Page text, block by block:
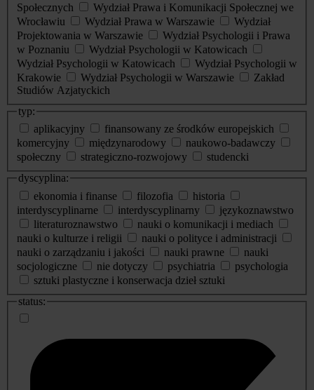
Społecznych
Wydział Prawa i Komunikacji Społecznej we
Wrocławiu
Wydział Prawa w Warszawie
Wydział
Projektowania w Warszawie
Wydział Psychologii i Prawa
w Poznaniu
Wydział Psychologii w Katowicach
Wydział Psychologii w Katowicach
Wydział Psychologii w
Krakowie
Wydział Psychologii w Warszawie
Zakład
Studiów Azjatyckich
typ:
aplikacyjny
finansowany ze środków europejskich
komercyjny
międzynarodowy
naukowo-badawczy
społeczny
strategiczno-rozwojowy
studencki
dyscyplina:
ekonomia i finanse
filozofia
historia
interdyscyplinarne
interdyscyplinarny
językoznawstwo
literaturoznawstwo
nauki o komunikacji i mediach
nauki o kulturze i religii
nauki o polityce i administracji
nauki o zarządzaniu i jakości
nauki prawne
nauki
socjologiczne
nie dotyczy psychiatria
psychologia
sztuki plastyczne i konserwacja dzieł sztuki
status: